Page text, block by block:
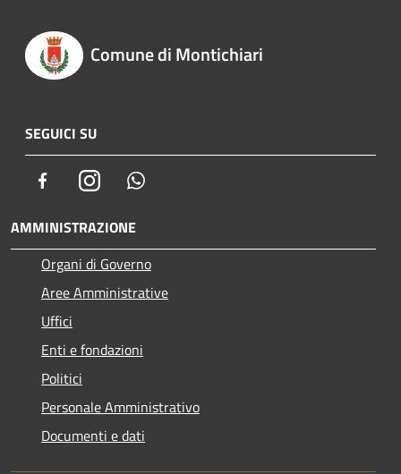
Comune di Montichiari
SEGUICI SU
FacebookInstagram
AMMINISTRAZIONE
Organi di Governo
Aree Amministrative
Uffici
Enti e fondazioni
Politici
Personale Amministrativo
Documenti e dati